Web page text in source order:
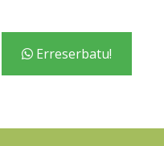
Erreserbatu!